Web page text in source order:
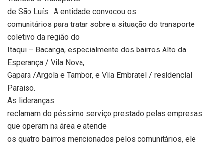
de São Luís. A entidade convocou os
comunitários para tratar sobre a situação do transporte
coletivo da região do
Itaqui – Bacanga, especialmente dos bairros Alto da
Esperança / Vila Nova,
Gapara /Argola e Tambor, e Vila Embratel / residencial
Paraiso.
As lideranças
reclamam do péssimo serviço prestado pelas empresas
que operam na área e atende
os quatro bairros mencionados pelos comunitários, ele